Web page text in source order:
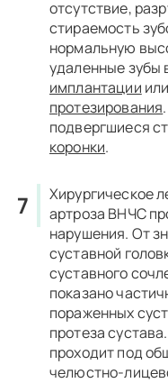
отсутствие,
стираемость
нормальную
удаленные зубы
имплантации или
протезирования
подвергшиеся
коронки.
Хирургическое
артроза ВНЧС
нарушения. От
суставной
суставного
показано
пораженных
протеза
проходит под
челюстно-